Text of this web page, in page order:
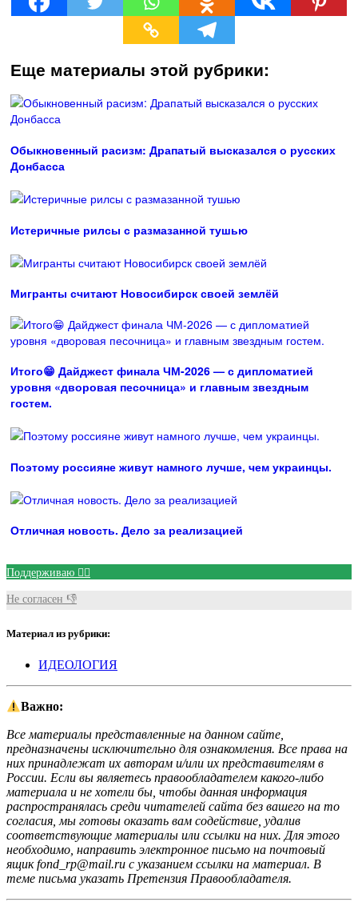
Еще материалы этой рубрики:
Обыкновенный расизм: Драпатый высказался о русских
Донбасса
Истеричные рилсы с размазанной тушью
Мигранты считают Новосибирск своей землёй
Итого😁 Дайджест финала ЧМ-2026 — с дипломатией
уровня «дворовая песочница» и главным звездным
гостем.
Поэтому россияне живут намного лучше, чем украинцы.
Отличная новость. Дело за реализацией
Поддерживаю 👍🏻
Не согласен 👎
Материал из рубрики:
ИДЕОЛОГИЯ
Важно:
Все материалы представленные на данном сайте,
предназначены исключительно для ознакомления. Все права на
них принадлежат их авторам и/или их представителям в
России. Если вы являетесь правообладателем какого-либо
материала и не хотели бы, чтобы данная информация
распространялась среди читателей сайта без вашего на то
согласия, мы готовы оказать вам содействие, удалив
соответствующие материалы или ссылки на них. Для этого
необходимо, направить электронное письмо на почтовый
ящик fond_rp@mail.ru с указанием ссылки на материал. В
теме письма указать Претензия Правообладателя.